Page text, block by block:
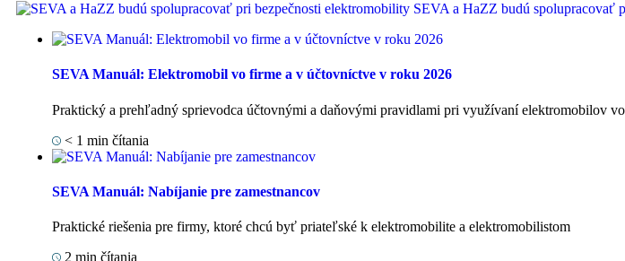
SEVA a HaZZ budú spolupracovať
SEVA Manuál: Elektromobil vo firme a v účtovníctve v roku 2026
Praktický a prehľadný sprievodca účtovnými a daňovými pravidlami pri využívaní elektromobilov
< 1 min čítania
SEVA Manuál: Nabíjanie pre zamestnancov
Praktické riešenia pre firmy, ktoré chcú byť priateľské k elektromobilite a elektromobilistom
2 min čítania